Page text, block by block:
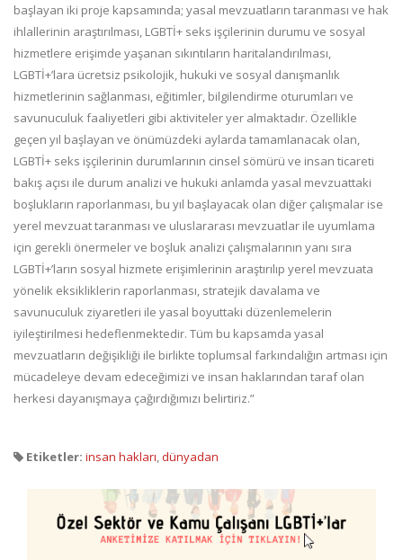
başlayan iki proje kapsamında; yasal mevzuatların taranması ve hak
ihlallerinin araştırılması, LGBTİ+ seks işçilerinin durumu ve sosyal
hizmetlere erişimde yaşanan sıkıntıların haritalandırılması,
LGBTİ+’lara ücretsiz psikolojik, hukuki ve sosyal danışmanlık
hizmetlerinin sağlanması, eğitimler, bilgilendirme oturumları ve
savunuculuk faaliyetleri gibi aktiviteler yer almaktadır. Özellikle
geçen yıl başlayan ve önümüzdeki aylarda tamamlanacak olan,
LGBTİ+ seks işçilerinin durumlarının cinsel sömürü ve insan ticareti
bakış açısı ile durum analizi ve hukuki anlamda yasal mevzuattaki
boşlukların raporlanması, bu yıl başlayacak olan diğer çalışmalar ise
yerel mevzuat taranması ve uluslararası mevzuatlar ile uyumlama
için gerekli önermeler ve boşluk analizi çalışmalarının yanı sıra
LGBTİ+’ların sosyal hizmete erişimlerinin araştırılıp yerel mevzuata
yönelik eksikliklerin raporlanması, stratejik davalama ve
savunuculuk ziyaretleri ile yasal boyuttaki düzenlemelerin
iyileştirilmesi hedeflenmektedir. Tüm bu kapsamda yasal
mevzuatların değişikliği ile birlikte toplumsal farkındalığın artması için
mücadeleye devam edeceğimizi ve insan haklarından taraf olan
herkesi dayanışmaya çağırdığımızı belirtiriz.”
Etiketler: insan hakları,dünyadan